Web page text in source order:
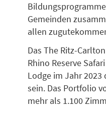
Gemeinden
allen
Das The Ritz-
Rhino Reserve
Lodge im Jahr
sein. Das Portfolio
mehr als 1.100